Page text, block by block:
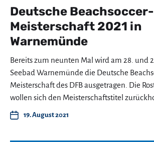
Deutsche Beachsoccer-
Meisterschaft 2021 in
Warnemünde
Bereits zum neunten Mal wird am 28. und
Seebad Warnemünde die Deutsche
Meisterschaft des DFB ausgetragen. Die
wollen sich den Meisterschaftstitel
19. August 2021